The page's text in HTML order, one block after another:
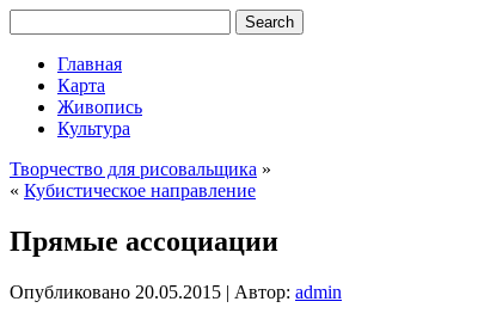
Главная
Карта
Живопись
Культура
Творчество для рисовальщика »
« Кубистическое направление
Прямые ассоциации
Опубликовано 20.05.2015 | Автор: admin